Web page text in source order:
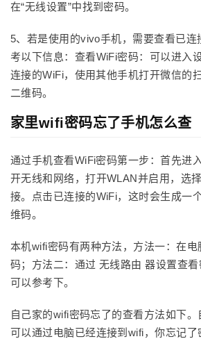
在“无线设置”中找到密码。
5、若是使用的vivo手机，需要查看已连
考以下信息：查看WiFi密码：可以进入
连接的WiFi，使用其他手机打开微信的
二维码。
家里wifi密码忘了手机怎么查
通过手机查看WiFi密码第一步：首先进
开无线和网络，打开WLAN并启用，选
接。点击已连接的WiFi，这时会生成一
维码。
本机wifi密码有两种方法，方法一：在
码；方法二：通过 无线路由 器设置查
可以参考下。
自己家的wifi密码忘了的查看方法如下
可以通过电脑已经连接到wifi，你忘记了